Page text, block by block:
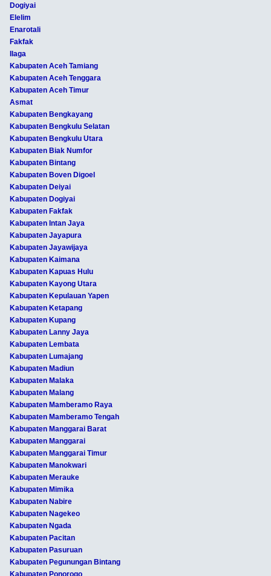
Dogiyai
Elelim
Enarotali
Fakfak
Ilaga
Kabupaten Aceh Tamiang
Kabupaten Aceh Tenggara
Kabupaten Aceh Timur
Asmat
Kabupaten Bengkayang
Kabupaten Bengkulu Selatan
Kabupaten Bengkulu Utara
Kabupaten Biak Numfor
Kabupaten Bintang
Kabupaten Boven Digoel
Kabupaten Deiyai
Kabupaten Dogiyai
Kabupaten Fakfak
Kabupaten Intan Jaya
Kabupaten Jayapura
Kabupaten Jayawijaya
Kabupaten Kaimana
Kabupaten Kapuas Hulu
Kabupaten Kayong Utara
Kabupaten Kepulauan Yapen
Kabupaten Ketapang
Kabupaten Kupang
Kabupaten Lanny Jaya
Kabupaten Lembata
Kabupaten Lumajang
Kabupaten Madiun
Kabupaten Malaka
Kabupaten Malang
Kabupaten Mamberamo Raya
Kabupaten Mamberamo Tengah
Kabupaten Manggarai Barat
Kabupaten Manggarai
Kabupaten Manggarai Timur
Kabupaten Manokwari
Kabupaten Merauke
Kabupaten Mimika
Kabupaten Nabire
Kabupaten Nagekeo
Kabupaten Ngada
Kabupaten Pacitan
Kabupaten Pasuruan
Kabupaten Pegunungan Bintang
Kabupaten Ponorogo